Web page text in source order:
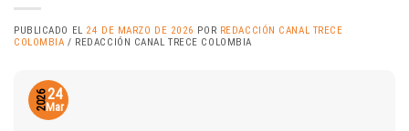
PUBLICADO EL 24 DE MARZO DE 2026 POR REDACCIÓN CANAL TRECE
COLOMBIA / REDACCIÓN CANAL TRECE COLOMBIA
24
Mar
2026